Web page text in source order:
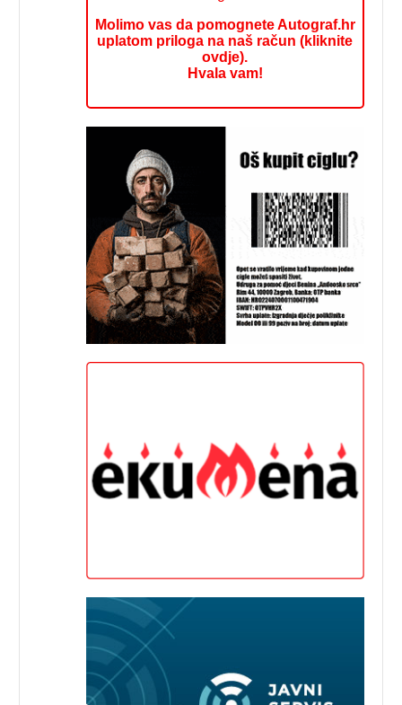
Molimo vas da pomognete Autograf.hr
uplatom priloga na naš račun (kliknite
ovdje).
Hvala vam!